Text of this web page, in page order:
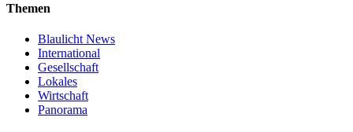
Themen
Blaulicht News
International
Gesellschaft
Lokales
Wirtschaft
Panorama